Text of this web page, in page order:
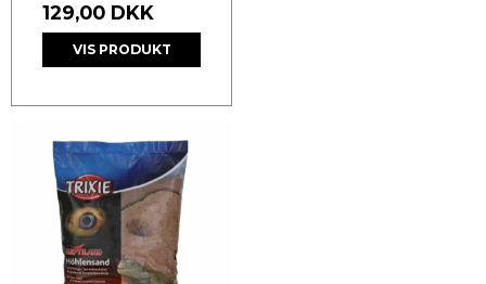
129,00 DKK
VIS PRODUKT